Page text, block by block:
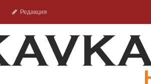
Редакция